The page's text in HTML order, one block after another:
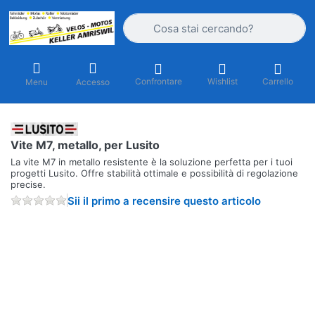
Inserire un termine di ricerca. I primi
Menu Accesso Confrontare Wishlist Carrello
Vite M7, metallo, per Lusito
La vite M7 in metallo resistente è la soluzione perfetta per i tuoi
progetti Lusito. Offre stabilità ottimale e possibilità di regolazione
precise.
Sii il primo a recensire questo articolo